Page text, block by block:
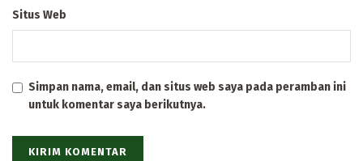
Situs Web
Simpan nama, email, dan situs web saya pada peramban ini
untuk komentar saya berikutnya.